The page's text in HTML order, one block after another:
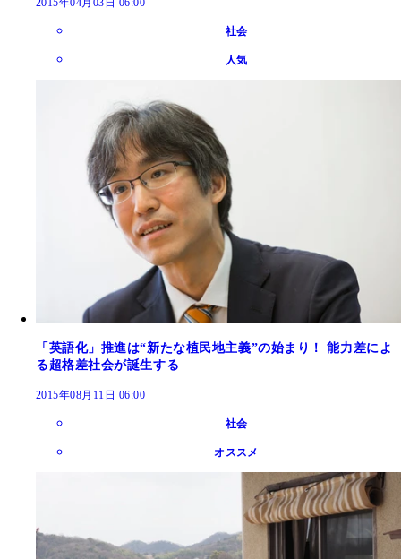
2015年04月03日 06:00
社会
人気
「英語化」推進は“新たな植民地主義”の始まり！ 能力差によ
る超格差社会が誕生する
2015年08月11日 06:00
社会
オススメ